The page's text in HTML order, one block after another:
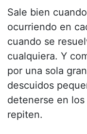
Sale bien
ocurriendo en
cuando se
cualquiera. Y
por una sola
descuidos
detenerse en
repiten.